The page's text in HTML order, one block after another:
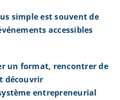
simple est souvent de
accessibles
un format, rencontrer de
découvrir
entrepreneurial